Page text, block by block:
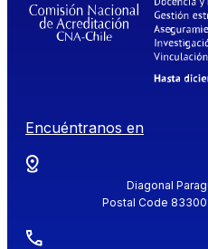
Encuéntranos en
Diagonal
Postal Code